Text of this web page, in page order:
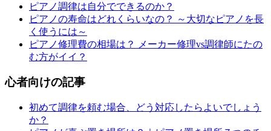
ピアノ調律は自分でできるのか？
ピアノの寿命はどれくらいなの？ ～大切なピアノを長
く使うには～
ピアノ修理費の相場は？ メーカー修理vs調律師にたの
む方がイイ？
心者向けの記事
初めて調律を頼む場合、どう対応したらよいでしょう
か？